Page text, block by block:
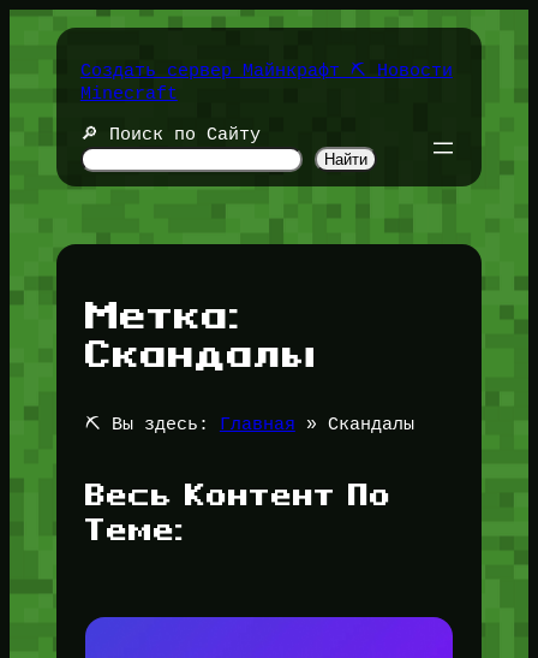
Перейти
содержимомуСоздать сервер Майнкрафт ⛏️ Новости
Minecraft
🔎 Поиск по Сайту
Найти
Метка:
Скандалы
⛏️ Вы здесь: Главная » Скандалы
Весь Контент По
Теме: